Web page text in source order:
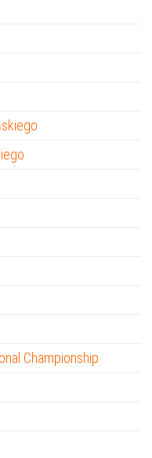
Championship